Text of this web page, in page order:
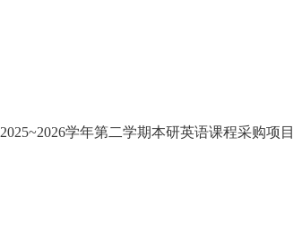
2025~2026学年第二学期本研英语课程采购项目